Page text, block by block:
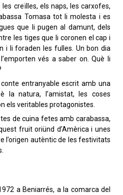
creïlles, els naps, les carxofes,
Tomasa tot li molesta i es
que li pugen al damunt, dels
les tiges que li coronen el cap i
i li foraden les fulles. Un bon dia
vés a saber on. Què li
entranyable escrit amb una
la natura, l’amistat, les coses
els veritables protagonistes.
de cuina fetes amb carabassa,
fruit oriünd d’Amèrica i unes
l’origen autèntic de les festivitats
a Beniarrés, a la comarca del